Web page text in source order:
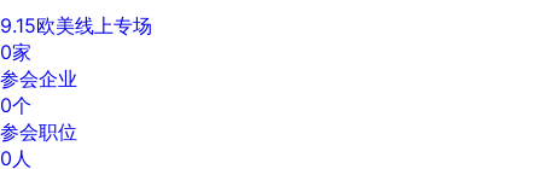
9.15欧美线上专场
0家
参会企业
0个
参会职位
0人